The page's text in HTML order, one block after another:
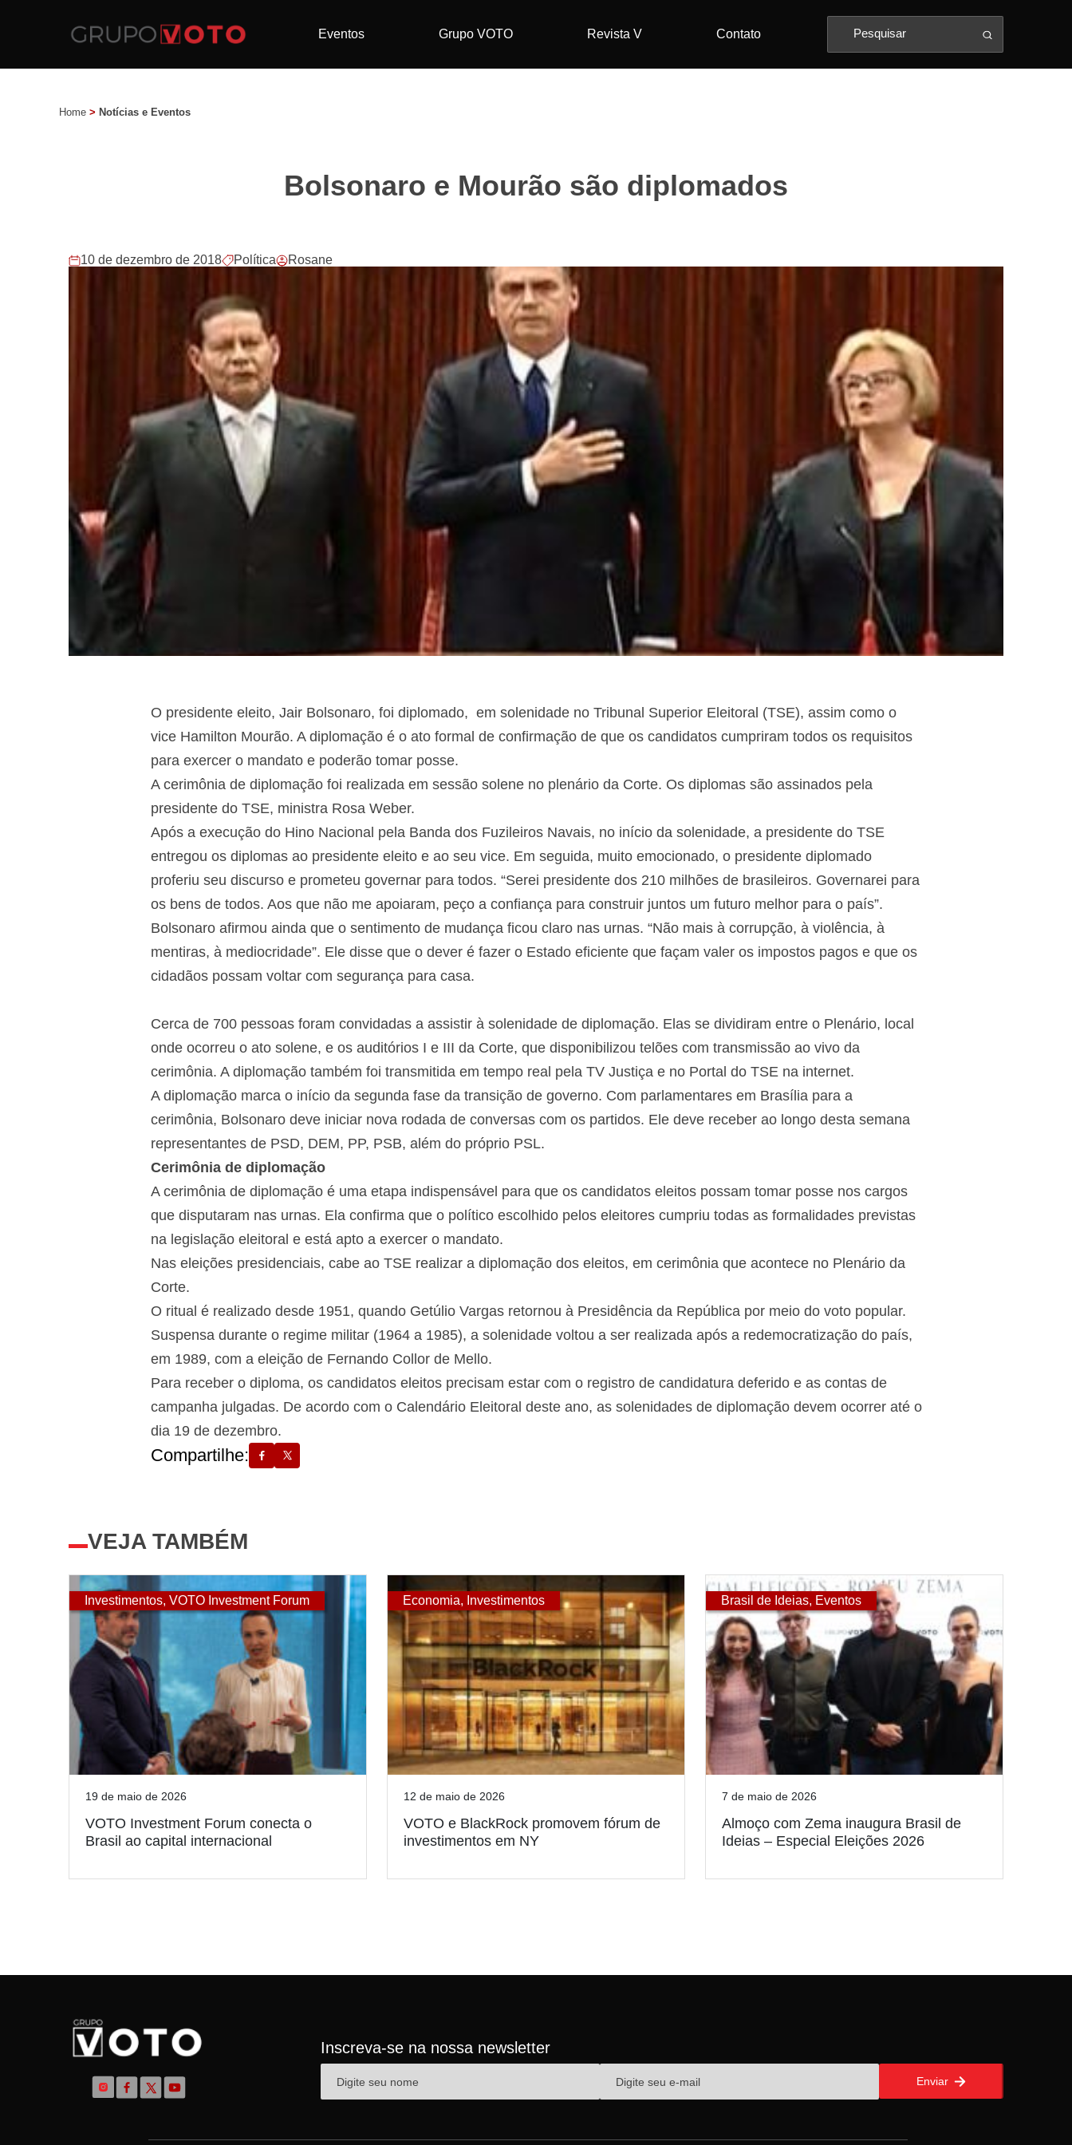
Eventos Grupo VOTO Revista V Contato
Home > Notícias e Eventos
Bolsonaro e Mourão são diplomados
10 de dezembro de 2018 Política Rosane
O presidente eleito, Jair Bolsonaro, foi diplomado, em solenidade no Tribunal Superior Eleitoral (TSE), assim como o
vice Hamilton Mourão. A diplomação é o ato formal de confirmação de que os candidatos cumpriram todos os requisitos
para exercer o mandato e poderão tomar posse.
A cerimônia de diplomação foi realizada em sessão solene no plenário da Corte. Os diplomas são assinados pela
presidente do TSE, ministra Rosa Weber.
Após a execução do Hino Nacional pela Banda dos Fuzileiros Navais, no início da solenidade, a presidente do TSE
entregou os diplomas ao presidente eleito e ao seu vice. Em seguida, muito emocionado, o presidente diplomado
proferiu seu discurso e prometeu governar para todos. “Serei presidente dos 210 milhões de brasileiros. Governarei para
os bens de todos. Aos que não me apoiaram, peço a confiança para construir juntos um futuro melhor para o país”.
Bolsonaro afirmou ainda que o sentimento de mudança ficou claro nas urnas. “Não mais à corrupção, à violência, à
mentiras, à mediocridade”. Ele disse que o dever é fazer o Estado eficiente que façam valer os impostos pagos e que os
cidadãos possam voltar com segurança para casa.
Cerca de 700 pessoas foram convidadas a assistir à solenidade de diplomação. Elas se dividiram entre o Plenário, local
onde ocorreu o ato solene, e os auditórios I e III da Corte, que disponibilizou telões com transmissão ao vivo da
cerimônia. A diplomação também foi transmitida em tempo real pela TV Justiça e no Portal do TSE na internet.
A diplomação marca o início da segunda fase da transição de governo. Com parlamentares em Brasília para a
cerimônia, Bolsonaro deve iniciar nova rodada de conversas com os partidos. Ele deve receber ao longo desta semana
representantes de PSD, DEM, PP, PSB, além do próprio PSL.
Cerimônia de diplomação
A cerimônia de diplomação é uma etapa indispensável para que os candidatos eleitos possam tomar posse nos cargos
que disputaram nas urnas. Ela confirma que o político escolhido pelos eleitores cumpriu todas as formalidades previstas
na legislação eleitoral e está apto a exercer o mandato.
Nas eleições presidenciais, cabe ao TSE realizar a diplomação dos eleitos, em cerimônia que acontece no Plenário da
Corte.
O ritual é realizado desde 1951, quando Getúlio Vargas retornou à Presidência da República por meio do voto popular.
Suspensa durante o regime militar (1964 a 1985), a solenidade voltou a ser realizada após a redemocratização do país,
em 1989, com a eleição de Fernando Collor de Mello.
Para receber o diploma, os candidatos eleitos precisam estar com o registro de candidatura deferido e as contas de
campanha julgadas. De acordo com o Calendário Eleitoral deste ano, as solenidades de diplomação devem ocorrer até o
dia 19 de dezembro.
Compartilhe:
VEJA TAMBÉM
Investimentos, VOTO Investment Forum
19 de maio de 2026
VOTO Investment Forum conecta o
Brasil ao capital internacional
Economia, Investimentos
12 de maio de 2026
VOTO e BlackRock promovem fórum de
investimentos em NY
Brasil de Ideias, Eventos
7 de maio de 2026
Almoço com Zema inaugura Brasil de
Ideias – Especial Eleições 2026
Inscreva-se na nossa newsletter
Enviar